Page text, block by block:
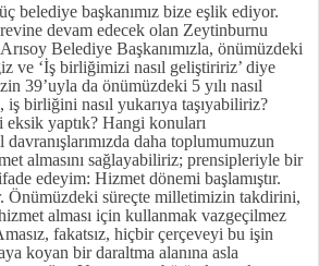
belediye başkanımız bize eşlik ediyor.
devam edecek olan Zeytinburnu
Belediye Başkanımızla, önümüzdeki
ve ‘İş birliğimizi nasıl geliştiririz’ diye
39’uyla da önümüzdeki 5 yılı nasıl
birliğini nasıl yukarıya taşıyabiliriz?
yaptık? Hangi konuları
daha toplumumuzun
almasını sağlayabiliriz; prensipleriyle bir
edeyim: Hizmet dönemi başlamıştır.
Önümüzdeki süreçte milletimizin takdirini,
alması için kullanmak vazgeçilmez
fakatsız, hiçbir çerçeveyi bu işin
koyan bir daraltma alanına asla